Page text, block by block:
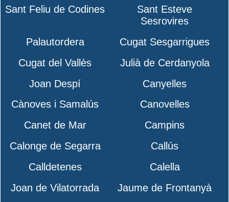
Sant Feliu de Codines
Sant Esteve
Sesrovires
Palautordera
Cugat Sesgarrigues
Cugat del Vallès
Julià de Cerdanyola
Joan Despí
Canyelles
Cànoves i Samalús
Canovelles
Canet de Mar
Campins
Calonge de Segarra
Callús
Calldetenes
Calella
Joan de Vilatorrada
Jaume de Frontanyà